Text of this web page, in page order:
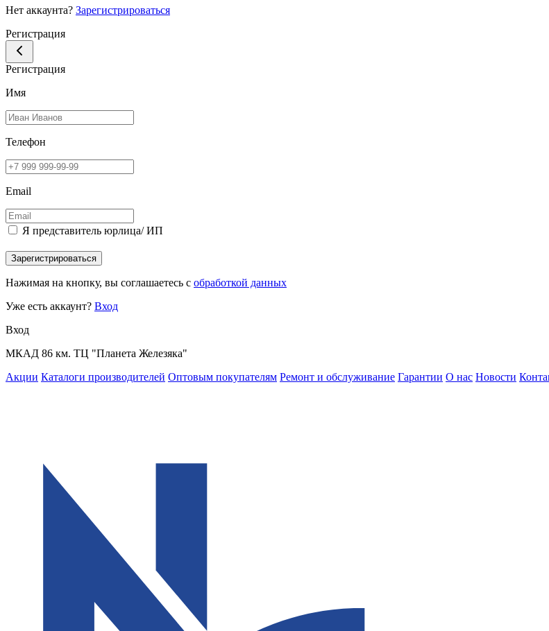
Нет аккаунта? Зарегистрироваться
Регистрация
Регистрация
Имя
Телефон
Email
Я представитель юрлица/ ИП
Зарегистрироваться
Нажимая на кнопку, вы соглашаетесь с обработкой данных
Уже есть аккаунт? Вход
Вход
МКАД 86 км. ТЦ "Планета Железяка"
Акции Каталоги производителей Оптовым покупателям Ремонт и обслуживание Гарантии О нас Новости